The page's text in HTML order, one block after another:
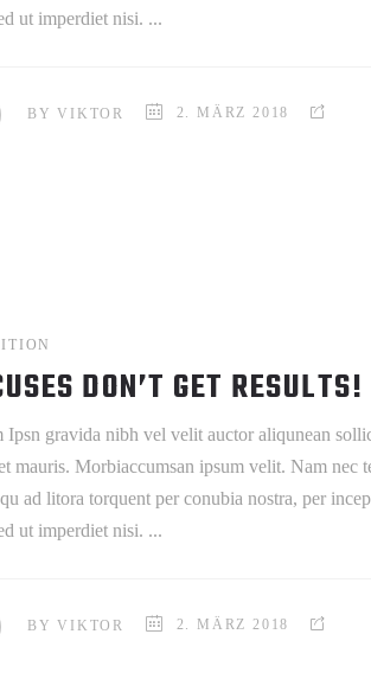
ut imperdiet nisi.
BYVIKTOR 2. MÄRZ 2018
DON’T GET RESULTS!
Ipsn gravida nibh vel velit auctor aliqunean
mauris. Morbiaccumsan ipsum velit. Nam nec
ad litora torquent per conubia nostra, per
ut imperdiet nisi.
BYVIKTOR 2. MÄRZ 2018